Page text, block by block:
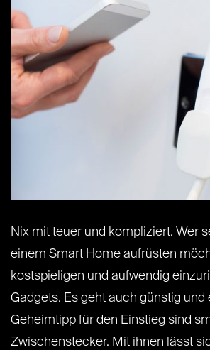
Nix mit teuer und kompliziert. Wer
einem Smart Home aufrüsten
kostspieligen und aufwendig
Gadgets. Es geht auch günstig und
Geheimtipp für den Einstieg sind
Zwischenstecker. Mit ihnen lässt